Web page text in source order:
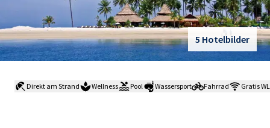
5 Hotelbilder
Direkt am Strand Wellness Pool Wassersport Fahrrad Gratis